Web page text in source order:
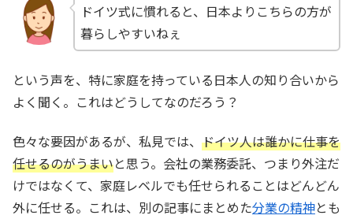
ドイツ式に慣れると、日本よりこちらの方が
暮らしやすいねぇ
という声を、特に家庭を持っている日本人の知り合いから
よく聞く。これはどうしてなのだろう？
色々な要因があるが、私見では、 ドイツ人は誰かに仕事を
任せるのがうまいと思う。会社の業務委託、つまり外注だ
けではなくて、家庭レベルでも任せられることはどんどん
外に任せる。これは、別の記事にまとめた分業の精神とも